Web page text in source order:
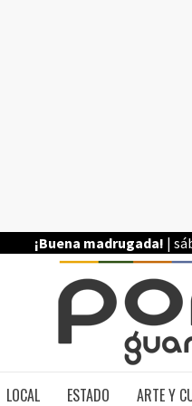
¡Buena madrugada! |
LOCAL ESTADO ARTE Y